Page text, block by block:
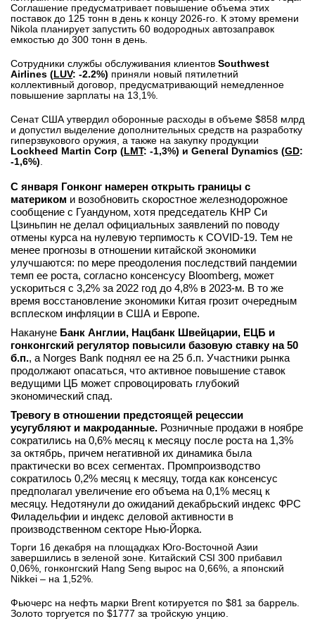
вконтакте
телеграм
Стать автором
Вход
Соглашение предусматривает повышение объема этих
поставок до 125 тонн в день к концу 2026-го. К этому времени
Nikola планирует запустить 60 водородных автозаправок
емкостью до 300 тонн в день.
Сотрудники службы обслуживания клиентов Southwest
Airlines (LUV: -2.2%) приняли новый пятилетний
коллективный договор, предусматривающий немедленное
повышение зарплаты на 13,1%.
Сенат США утвердил оборонные расходы в объеме $858 млрд
и допустил выделение дополнительных средств на разработку
гиперзвукового оружия, а также на закупку продукции
Lockheed Martin Corp (LMT: -1,3%) и General Dynamics (GD:
-1,6%)
С января Гонконг намерен открыть границы с
материком и возобновить скоростное железнодорожное
сообщение с Гуандуном, хотя председатель КНР Си
Цзиньпин не делал официальных заявлений по поводу
отмены курса на нулевую терпимость к COVID-19. Тем не
менее прогнозы в отношении китайской экономики
улучшаются: по мере преодоления последствий пандемии
темп ее роста, согласно консенсусу Bloomberg, может
ускориться с 3,2% за 2022 год до 4,8% в 2023-м. В то же
время восстановление экономики Китая грозит очередным
всплеском инфляции в США и Европе.
Накануне Банк Англии, Нацбанк Швейцарии, ЕЦБ и
гонконгский регулятор повысили базовую ставку на 50
б.п., а Norges Bank поднял ее на 25 б.п. Участники рынка
продолжают опасаться, что активное повышение ставок
ведущими ЦБ может спровоцировать глубокий
экономический спад.
Тревогу в отношении предстоящей рецессии
усугубляют и макроданные. Розничные продажи в ноябре
сократились на 0,6% месяц к месяцу после роста на 1,3%
за октябрь, причем негативной их динамика была
практически во всех сегментах. Промпроизводство
сократилось 0,2% месяц к месяцу, тогда как консенсус
предполагал увеличение его объема на 0,1% месяц к
месяцу. Недотянули до ожиданий декабрьский индекс ФРС
Филадельфии и индекс деловой активности в
производственном секторе Нью-Йорка.
Торги 16 декабря на площадках Юго-Восточной Азии
завершились в зеленой зоне. Китайский CSI 300 прибавил
0,06%, гонконгский Hang Seng вырос на 0,66%, а японский
Nikkei – на 1,52%.
Фьючерс на нефть марки Brent котируется по $81 за баррель.
Золото торгуется по $1777 за тройскую унцию.